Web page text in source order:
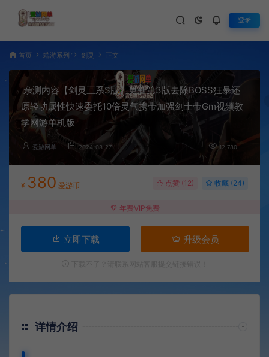
登录
首页 端游系列 剑灵 正文
亲测内容【剑灵三系S版】更新第3版去除BOSS狂暴还
原轻功属性快速委托10倍灵气携带加强剑士带Gm视频教
学网游单机版
爱游网单 2024-03-27 12,780
¥ 380 爱游币 点赞 (12) 收藏 (24)
年费VIP免费
立即下载 升级会员
详情介绍